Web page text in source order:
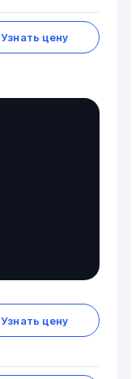
Узнать цену
Узнать цену